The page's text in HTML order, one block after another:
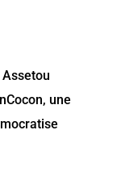
Assetou
une